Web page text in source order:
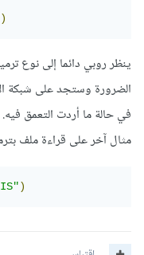
)
ينظر روبي دائما إلى نوع
الضرورة وستجد على شبكة
في حالة ما أردت التعمق فيه.
مثال آخر على قراءة ملف
)